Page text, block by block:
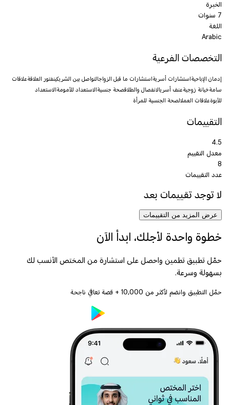
الخبرة
7 سنوات
اللغة
Arabic
التخصصات الفرعية
إدمان الإباحية استشارات أسرية استشارات ما قبل الزواجالتواصل بين الشريكينفتور العلاقةعلاقات
سامةخيانة زوجيةعنف أسريالانفصال والطلاقصحة جنسية الاستعداد للأمومة الاستعداد
للأبوةعلاقات العملالصحة الجنسية للمرأة
التقييمات
4.5
معدل التقييم
8
عدد التقييمات
لا توجد تقييمات بعد
عرض المزيد من التقييمات
خطوة واحدة لأجلك، ابدأ الآن
حمّل تطبيق تطمين واحصل على استشارة من المختص الأنسب لك
بسهولة وسرعة.
حمّل التطبيق وانضم لأكثر من 10,000 + قصة تعافي ناجحة